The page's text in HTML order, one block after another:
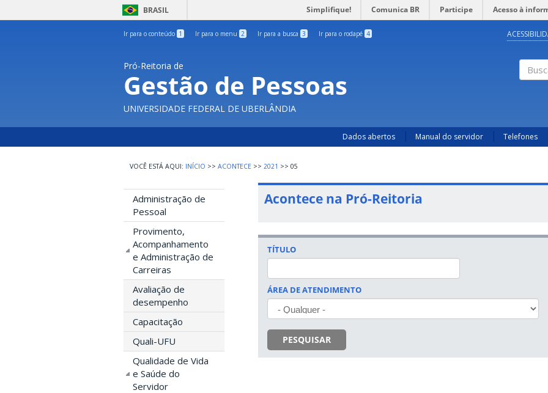
BRASIL Simplifique! Comunica BR Participe Acesso à
Ir para o conteúdo 1 Ir para o menu 2 Ir para a busca 3 Ir para o rodapé 4
Pró-Reitoria de
Gestão de Pessoas
UNIVERSIDADE FEDERAL DE UBERLÂNDIA
Dados abertos Manual do servidor Telefones
INÍCIO >> ACONTECE >> 2021 >> 05
Administração de
Pessoal
Provimento,
Acompanhamento
e Administração de
Carreiras
Avaliação de
desempenho
Capacitação
Quali-UFU
Qualidade de Vida
e Saúde do
Servidor
Acontece na Pró-Reitoria
TÍTULO
ÁREA DE ATENDIMENTO
PESQUISAR